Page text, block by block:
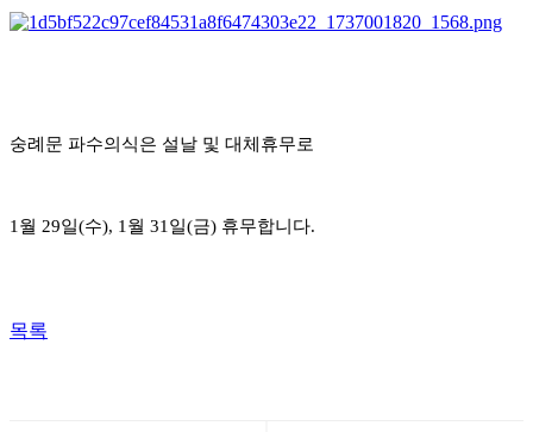
숭례문 파수의식은 설날 및 대체휴무로
1월 29일(수), 1월 31일(금) 휴무합니다.
목록